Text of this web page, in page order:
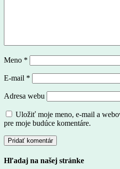
Meno *
E-mail *
Adresa webu
Uložiť moje meno, e-mail a
pre moje budúce komentáre.
Hľadaj na našej stránke